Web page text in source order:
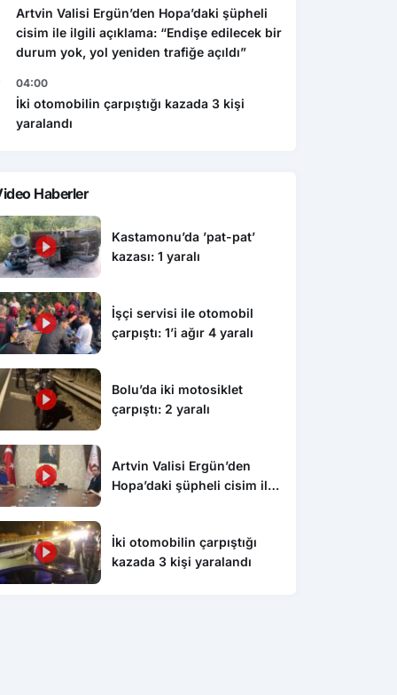
Artvin Valisi Ergün’den Hopa’daki şüpheli
cisim ile ilgili açıklama: “Endişe edilecek bir
durum yok, yol yeniden trafiğe açıldı”
04:00
İki otomobilin çarpıştığı kazada 3 kişi
yaralandı
Haberler
Kastamonu’da ’pat-pat’
kazası: 1 yaralı
İşçi servisi ile otomobil
çarpıştı: 1’i ağır 4 yaralı
Bolu’da iki motosiklet
çarpıştı: 2 yaralı
Artvin Valisi Ergün’den
Hopa’daki şüpheli cisim ile
yeniden trafiğe açıldı”
İki otomobilin çarpıştığı
kazada 3 kişi yaralandı